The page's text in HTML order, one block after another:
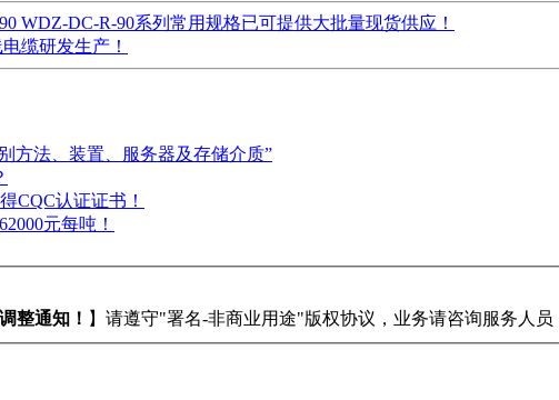
WDZ-DC-R-90系列常用规格已可提供大批量现货供应！
缆研发生产！
方法、装置、服务器及存储介质”
CQC认证证书！
元每吨！
整通知！ 】请遵守"署名-非商业用途"版权协议，业务请咨询服务人员